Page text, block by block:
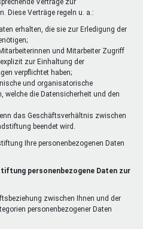
Diese Verträge regeln u. a.:
erhalten, die sie zur Erledigung der
und Mitarbeiter Zugriff
zur Einhaltung der
verpflichtet haben;
und organisatorische
welche die Datensicherheit und den
das Geschäftsverhältnis zwischen
beendet wird.
Ihre personenbezogenen Daten
personenbezogene Daten zur
zwischen Ihnen und der
personenbezogener Daten